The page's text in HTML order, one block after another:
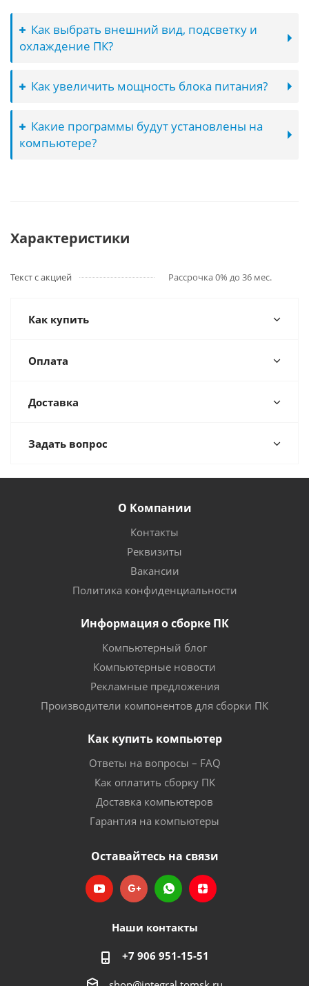
Как выбрать внешний вид, подсветку и
охлаждение ПК?
Как увеличить мощность блока питания?
Какие программы будут установлены на
компьютере?
Характеристики
Текст с акцией Рассрочка 0% до 36 мес.
Как купить
Оплата
Доставка
Задать вопрос
О Компании
Контакты
Реквизиты
Вакансии
Политика конфиденциальности
Информация о сборке ПК
Компьютерный блог
Компьютерные новости
Рекламные предложения
Производители компонентов для сборки ПК
Как купить компьютер
Ответы на вопросы – FAQ
Как оплатить сборку ПК
Доставка компьютеров
Гарантия на компьютеры
Оставайтесь на связи
Наши контакты
+7 906 951-15-51